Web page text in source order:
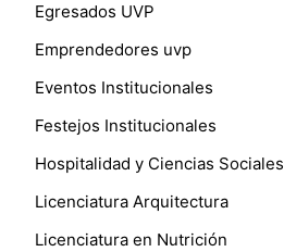
Egresados UVP
Emprendedores uvp
Eventos Institucionales
Festejos Institucionales
Hospitalidad y Ciencias Sociales
Licenciatura Arquitectura
Licenciatura en Nutrición